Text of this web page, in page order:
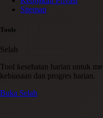
Sitemap
Tools
Selah
Tool kesehatan harian untuk
kebiasaan dan progres harian.
Buka Selah